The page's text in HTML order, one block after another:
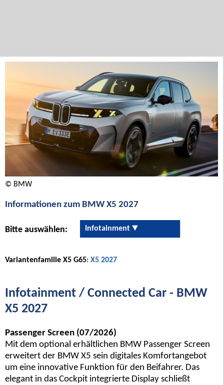
© BMW
Informationen zum BMW X5 2027
Bitte auswählen: Infotainment
Variantenfamilie X5 G65: X5 2027
Infotainment / Connected Car - BMW
X5 2027
Passenger Screen (07/2026)
Mit dem optional erhältlichen BMW Passenger Screen
erweitert der BMW X5 sein digitales Komfortangebot
um eine innovative Funktion für den Beifahrer. Das
elegant in das Cockpit integrierte Display schließt